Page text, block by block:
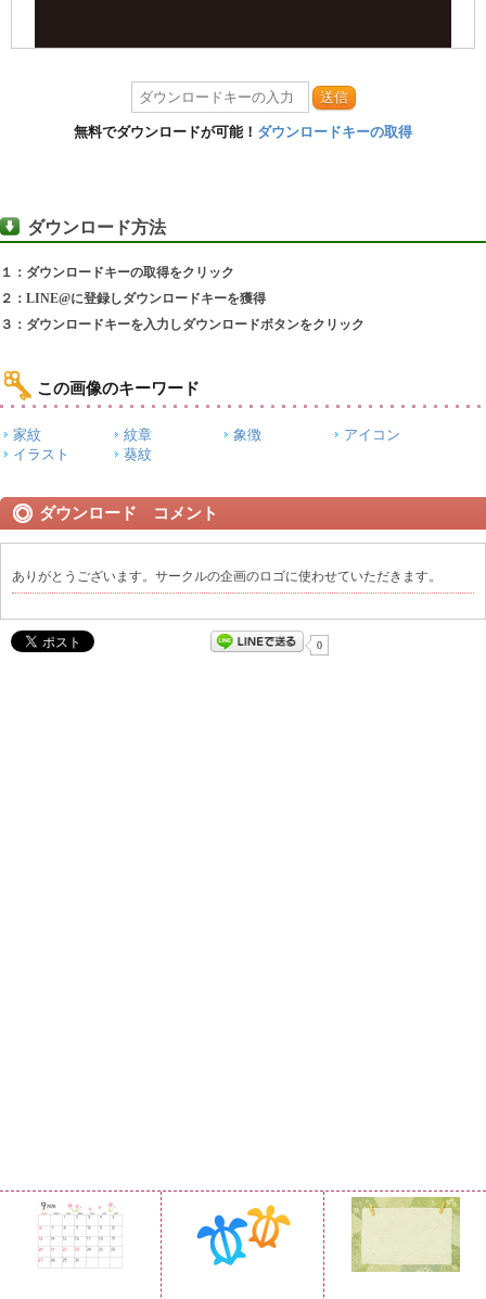
送信
無料でダウンロードが可能！ ダウンロードキーの取得
ダウンロード方法
１：ダウンロードキーの取得をクリック
２：LINE@に登録しダウンロードキーを獲得
３：ダウンロードキーを入力しダウンロードボタンをクリック
この画像のキーワード
家紋 紋章 象徴
アイコン
イラスト
葵紋
ダウンロード コメント
ありがとうございます。サークルの企画のロゴに使わせていただきます。
0